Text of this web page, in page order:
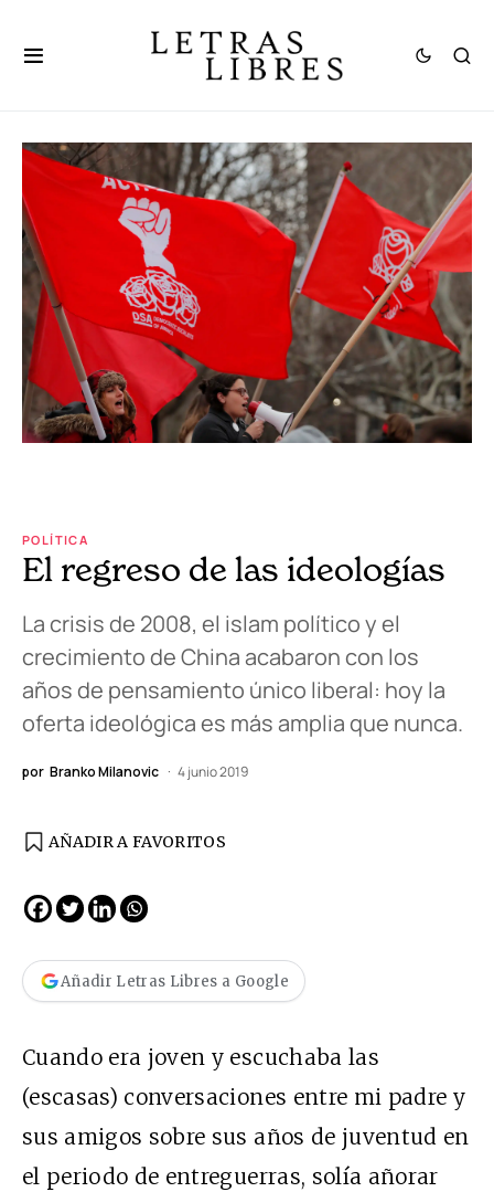
POLÍTICA
El regreso de las ideologías
La crisis de 2008, el islam político y el
crecimiento de China acabaron con los
años de pensamiento único liberal: hoy la
oferta ideológica es más amplia que nunca.
por Branko Milanovic 4 junio 2019
AÑADIR A FAVORITOS
Añadir Letras Libres a Google
Cuando era joven y escuchaba las
(escasas) conversaciones entre mi padre y
sus amigos sobre sus años de juventud en
el periodo de entreguerras, solía añorar